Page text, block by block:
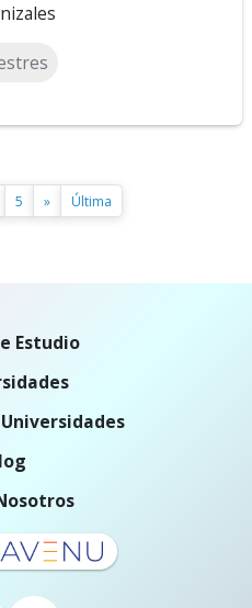
5 » Última
Estudio